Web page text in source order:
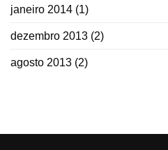
janeiro 2014 (1)
dezembro 2013 (2)
agosto 2013 (2)